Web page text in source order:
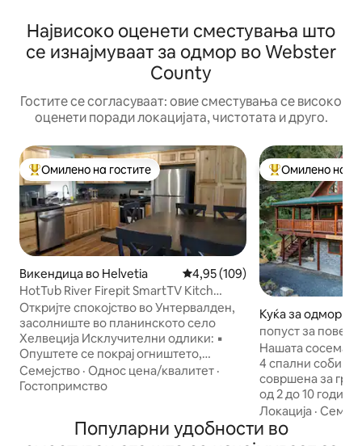
Највисоко оценети сместувања што
се изнајмуваат за одмор во Webster
County
Гостите се согласуваат: овие сместувања се високо
оценети поради локацијата, чистотата и друго.
Меѓу најуспешните „Омилени на гостите“
Омилено на гостите
Викендица во Helvetia Просечна оцена: 4,95 од 5,
4,95 (109)
HotTub River Firepit SmartTV Kitch
Unterwalden
Откријте спокојство во Унтервалден,
засолниште во планинското село
Хелвеција Исклучителни одлики: ▪
Опуштете се покрај огништето,
внатрешна/надворешна трпезарија.
Џакузи за▪ шест лица. ▪ Прифатете ја
25 Mbps) Подови ▪ со греење, паметни
Семејство · Однос цена/квалитет ·
Гостопримство
Меѓу
Омилено на
Куќа за одмор
попуст за
септември
Нашата сосема
4 спални соби
совршена за
од 2 до 10
споредни
капење,
јадење на отворено.
Локација ·
Популарни удобности во